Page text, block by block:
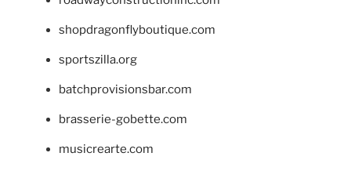
shopdragonflyboutique.com
sportszilla.org
batchprovisionsbar.com
brasserie-gobette.com
musicrearte.com